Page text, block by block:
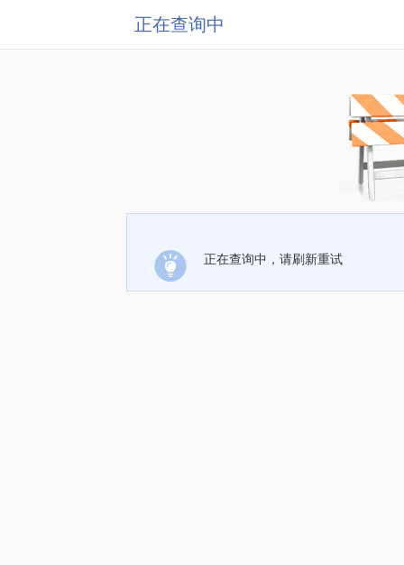
正在查询中
正在查询中，请刷新重试